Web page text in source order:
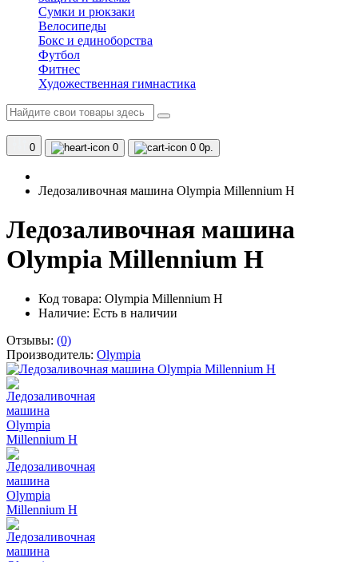
Сумки и рюкзаки
Велосипеды
Бокс и единоборства
Футбол
Фитнес
Художественная гимнастика
0 0 0 0р.
Ледозаливочная машина Olympia Millennium H
Ледозаливочная машина
Olympia Millennium H
Код товара: Olympia Millennium H
Наличие: Есть в наличии
Отзывы: (0)
Производитель: Olympia